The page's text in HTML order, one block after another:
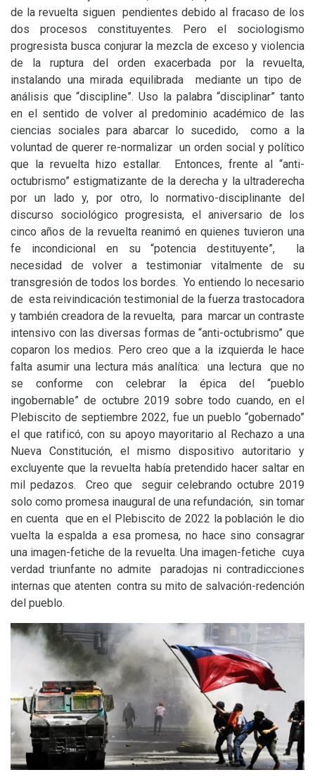
de la revuelta siguen pendientes debido al fracaso de los
dos procesos constituyentes. Pero el sociologismo
progresista busca conjurar la mezcla de exceso y violencia
de la ruptura del orden exacerbada por la revuelta,
instalando una mirada equilibrada mediante un tipo de
análisis que “discipline”. Uso la palabra “disciplinar” tanto
en el sentido de volver al predominio académico de las
ciencias sociales para abarcar lo sucedido, como a la
voluntad de querer re-normalizar un orden social y político
que la revuelta hizo estallar. Entonces, frente al “anti-
octubrismo” estigmatizante de la derecha y la ultraderecha
por un lado y, por otro, lo normativo-disciplinante del
discurso sociológico progresista, el aniversario de los
cinco años de la revuelta reanimó en quienes tuvieron una
fe incondicional en su “potencia destituyente”, la
necesidad de volver a testimoniar vitalmente de su
transgresión de todos los bordes. Yo entiendo lo necesario
de esta reivindicación testimonial de la fuerza trastocadora
y también creadora de la revuelta, para marcar un contraste
intensivo con las diversas formas de “anti-octubrismo” que
coparon los medios. Pero creo que a la izquierda le hace
falta asumir una lectura más analítica: una lectura que no
se conforme con celebrar la épica del “pueblo
ingobernable” de octubre 2019 sobre todo cuando, en el
Plebiscito de septiembre 2022, fue un pueblo “gobernado”
el que ratificó, con su apoyo mayoritario al Rechazo a una
Nueva Constitución, el mismo dispositivo autoritario y
excluyente que la revuelta había pretendido hacer saltar en
mil pedazos. Creo que seguir celebrando octubre 2019
solo como promesa inaugural de una refundación, sin tomar
en cuenta que en el Plebiscito de 2022 la población le dio
vuelta la espalda a esa promesa, no hace sino consagrar
una imagen-fetiche de la revuelta. Una imagen-fetiche cuya
verdad triunfante no admite paradojas ni contradicciones
internas que atenten contra su mito de salvación-redención
del pueblo.